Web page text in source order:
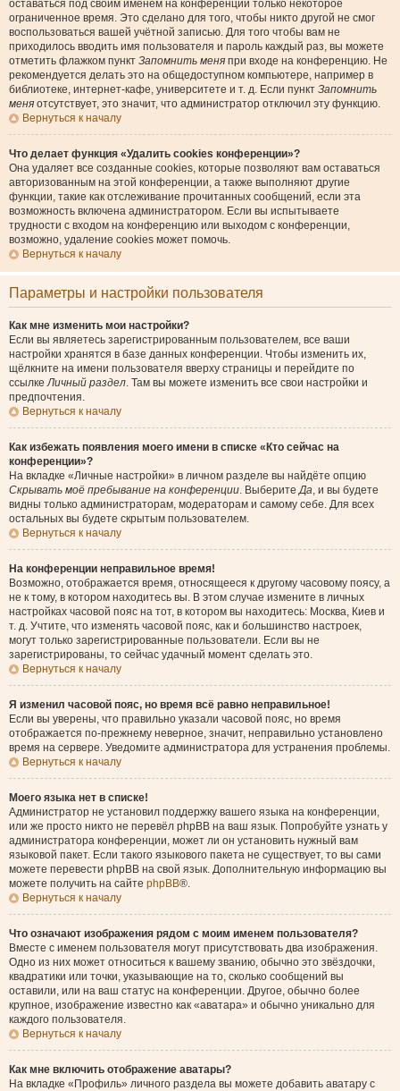
оставаться под своим именем на конференции только некоторое
ограниченное время. Это сделано для того, чтобы никто другой не смог
воспользоваться вашей учётной записью. Для того чтобы вам не
приходилось вводить имя пользователя и пароль каждый раз, вы можете
отметить флажком пункт Запомнить меня при входе на конференцию. Не
рекомендуется делать это на общедоступном компьютере, например в
библиотеке, интернет-кафе, университете и т. д. Если пункт Запомнить
меня отсутствует, это значит, что администратор отключил эту функцию.
Вернуться к началу
Что делает функция «Удалить cookies конференции»?
Она удаляет все созданные cookies, которые позволяют вам оставаться
авторизованным на этой конференции, а также выполняют другие
функции, такие как отслеживание прочитанных сообщений, если эта
возможность включена администратором. Если вы испытываете
трудности с входом на конференцию или выходом с конференции,
возможно, удаление cookies может помочь.
Вернуться к началу
Параметры и настройки пользователя
Как мне изменить мои настройки?
Если вы являетесь зарегистрированным пользователем, все ваши
настройки хранятся в базе данных конференции. Чтобы изменить их,
щёлкните на имени пользователя вверху страницы и перейдите по
ссылкеЛичный раздел. Там вы можете изменить все свои настройки и
предпочтения.
Вернуться к началу
Как избежать появления моего имени в списке «Кто сейчас на
конференции»?
На вкладке «Личные настройки» в личном разделе вы найдёте опцию
Скрывать моё пребывание на конференции. ВыберитеДа, и вы будете
видны только администраторам, модераторам и самому себе. Для всех
остальных вы будете скрытым пользователем.
Вернуться к началу
На конференции неправильное время!
Возможно, отображается время, относящееся к другому часовому поясу, а
не к тому, в котором находитесь вы. В этом случае измените в личных
настройках часовой пояс на тот, в котором вы находитесь: Москва, Киев и
т. д. Учтите, что изменять часовой пояс, как и большинство настроек,
могут только зарегистрированные пользователи. Если вы не
зарегистрированы, то сейчас удачный момент сделать это.
Вернуться к началу
Я изменил часовой пояс, но время всё равно неправильное!
Если вы уверены, что правильно указали часовой пояс, но время
отображается по-прежнему неверное, значит, неправильно установлено
время на сервере. Уведомите администратора для устранения проблемы.
Вернуться к началу
Моего языка нет в списке!
Администратор не установил поддержку вашего языка на конференции,
или же просто никто не перевёл phpBB на ваш язык. Попробуйте узнать у
администратора конференции, может ли он установить нужный вам
языковой пакет. Если такого языкового пакета не существует, то вы сами
можете перевести phpBB на свой язык. Дополнительную информацию вы
можете получить на сайте phpBB®.
Вернуться к началу
Что означают изображения рядом с моим именем пользователя?
Вместе с именем пользователя могут присутствовать два изображения.
Одно из них может относиться к вашему званию, обычно это звёздочки,
квадратики или точки, указывающие на то, сколько сообщений вы
оставили, или на ваш статус на конференции. Другое, обычно более
крупное, изображение известно как «аватара» и обычно уникально для
каждого пользователя.
Вернуться к началу
Как мне включить отображение аватары?
На вкладке «Профиль» личного раздела вы можете добавить аватару с